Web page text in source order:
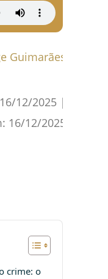
Guimarães
16/12/2025 |
16/12/2025
crime: o